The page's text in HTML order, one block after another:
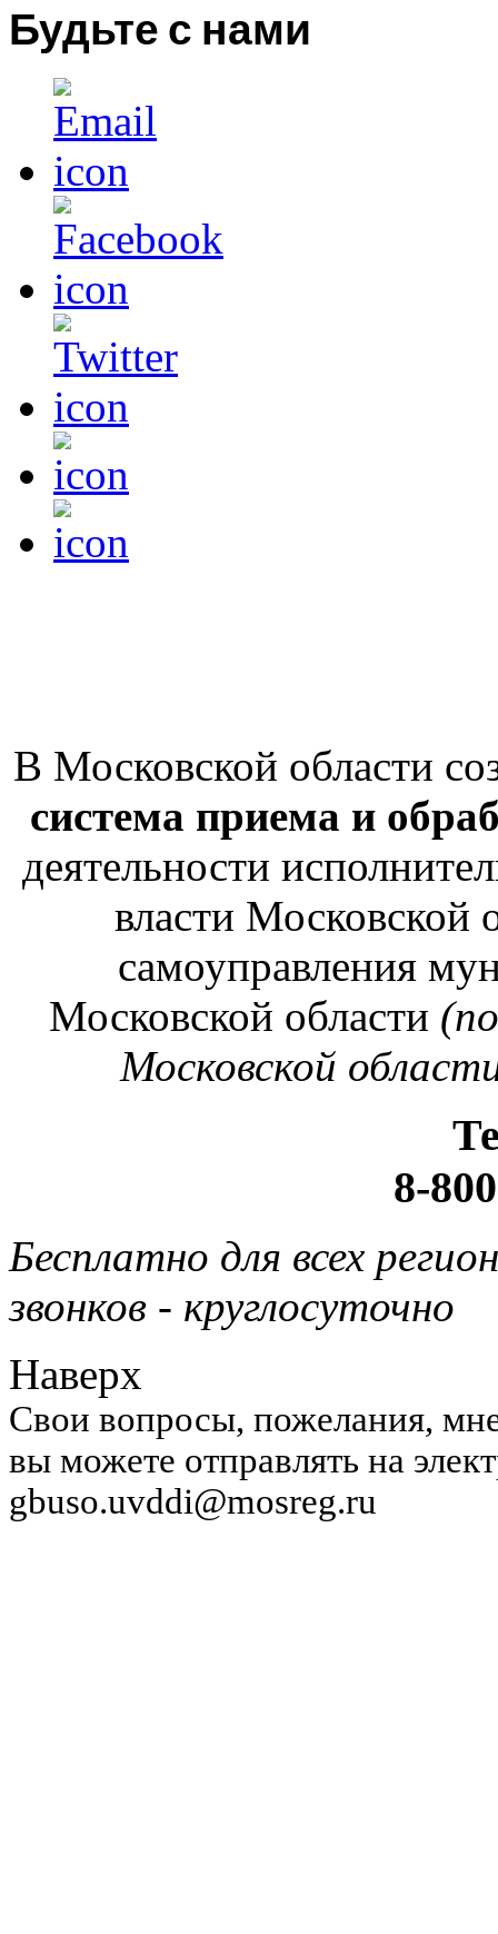
Будьте с нами
В Московской области
система приема и
деятельности
власти Московской
самоуправления
Московской области
Московской
8-
Бесплатно для всех
звонков - круглосуточно
Наверх
Свои вопросы, пожелания,
вы можете отправлять на
gbuso.uvddi@mosreg.ru